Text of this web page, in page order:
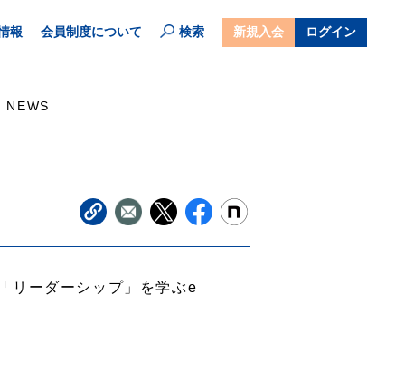
報 会員制度について 検索 新規入会 ログイン
NEWS
リーダーシップ」を学ぶe